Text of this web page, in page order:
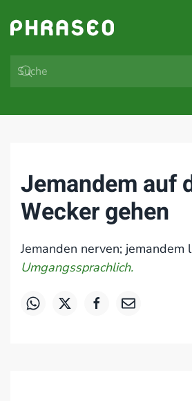
Zum Hauptinhalt springen
Jemandem auf
Wecker gehen
Jemanden nerven; jemandem
Umgangssprachlich.